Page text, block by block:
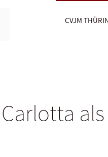
CVJM
Carlotta